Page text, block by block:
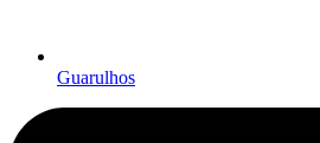
Guarulhos